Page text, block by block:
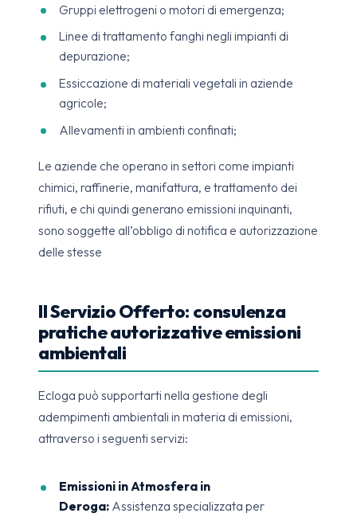
Gruppi elettrogeni o motori di emergenza;
Linee di trattamento fanghi negli impianti di
depurazione;
Essiccazione di materiali vegetali in aziende
agricole;
Allevamenti in ambienti confinati;
Le aziende che operano in settori come impianti
chimici, raffinerie, manifattura, e trattamento dei
rifiuti, e chi quindi generano emissioni inquinanti,
sono soggette all’obbligo di notifica e autorizzazione
delle stesse
Il Servizio Offerto: consulenza
pratiche autorizzative emissioni
ambientali
Ecloga può supportarti nella gestione degli
adempimenti ambientali in materia di emissioni,
attraverso i seguenti servizi:
Emissioni in Atmosfera in
Deroga:Assistenza specializzata per